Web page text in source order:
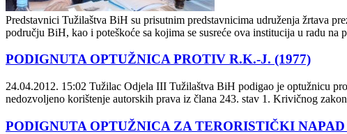
Predstavnici Tužilaštva BiH su prisutnim predstavnicima udruženja žrtava
području BiH, kao i poteškoće sa kojima se susreće ova institucija u radu na
PODIGNUTA OPTUŽNICA PROTIV R.K.-J. (1977)
24.04.2012. 15:02 Tužilac Odjela III Tužilaštva BiH podigao je optužnicu
nedozvoljeno korištenje autorskih prava iz člana 243. stav 1. Krivičnog
PODIGNUTA OPTUŽNICA ZA TERORISTIČKI